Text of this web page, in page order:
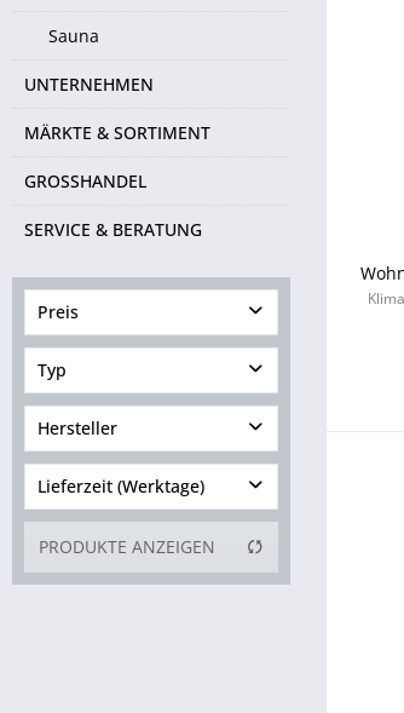
Sauna
UNTERNEHMEN
MÄRKTE & SORTIMENT
GROSSHANDEL
SERVICE & BERATUNG
Preis
von240,90 € bis639,00 €
Typ
Wohnungstür CPL
Wohnungstür Weißlack
Hersteller
Lieferzeit (Werktage)
über 90
4 bis 6
PRODUKTE ANZEIGEN